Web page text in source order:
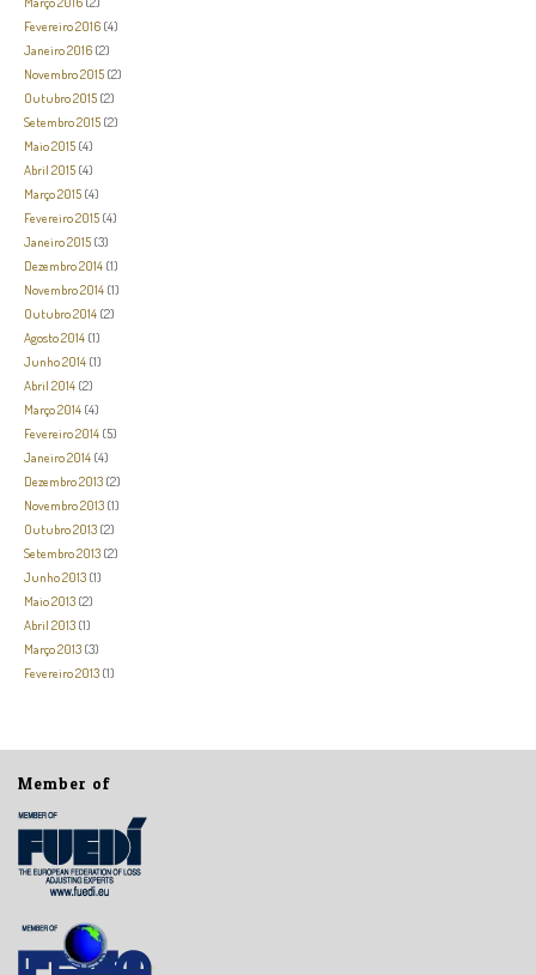
Fevereiro 2016 (4)
Janeiro 2016 (2)
Novembro 2015 (2)
Outubro 2015 (2)
Setembro 2015 (2)
Maio 2015 (4)
Abril 2015 (4)
Março 2015 (4)
Fevereiro 2015 (4)
Janeiro 2015 (3)
Dezembro 2014 (1)
Novembro 2014 (1)
Outubro 2014 (2)
Agosto 2014 (1)
Junho 2014 (1)
Abril 2014 (2)
Março 2014 (4)
Fevereiro 2014 (5)
Janeiro 2014 (4)
Dezembro 2013 (2)
Novembro 2013 (1)
Outubro 2013 (2)
Setembro 2013 (2)
Junho 2013 (1)
Maio 2013 (2)
Abril 2013 (1)
Março 2013 (3)
Fevereiro 2013 (1)
Member of